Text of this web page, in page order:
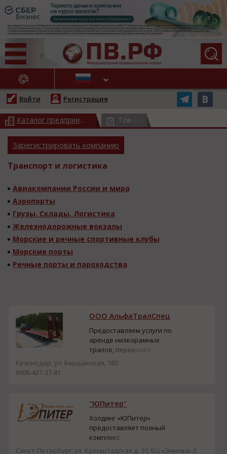
НОВОСТИ
Войти Регистрация
Каталог предприятий (всего 17567)
Товарный каталог
Зарегистрировать компанию
Транспорт и логистика
Авиакомпании России и мира
Аэропорты
Грузы. Склады. Логистика
Железнодорожные вокзалы
Морские и речные спортивные клубы
Морские порты
Речные порты и пароходства
ООО АльфаТралСпец
Предоставляем услуги по
аренде низкорамных
тралов, перевозки
спецтехники тралом по
Краснодару и краю. Вся
необходимые
разрешительные
документации.
Краснодар, ул. Бершанская, 180
8906-431-37-81
"ЮПитер"
Холдинг «ЮПитер»
предоставляет полный
комплекс
международных
Санкт-Петербург, ул. Кронштадская д. 10, БЦ «Энигма» 2